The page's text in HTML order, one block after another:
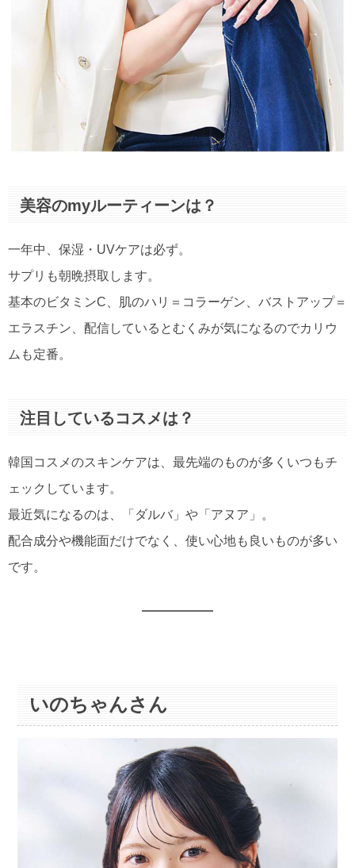
美容のmyルーティーンは？
一年中、保湿・UVケアは必ず。
サプリも朝晩摂取します。
基本のビタミンC、肌のハリ＝コラーゲン、バストアップ＝
エラスチン、配信しているとむくみが気になるのでカリウ
ムも定番。
注目しているコスメは？
韓国コスメのスキンケアは、最先端のものが多くいつもチ
ェックしています。
最近気になるのは、「ダルバ」や「アヌア」。
配合成分や機能面だけでなく、使い心地も良いものが多い
です。
いのちゃんさん